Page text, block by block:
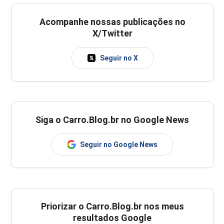
Acompanhe nossas publicações no
X/Twitter
Seguir no X
Siga o Carro.Blog.br no Google News
Seguir no Google News
Priorizar o Carro.Blog.br nos meus
resultados Google